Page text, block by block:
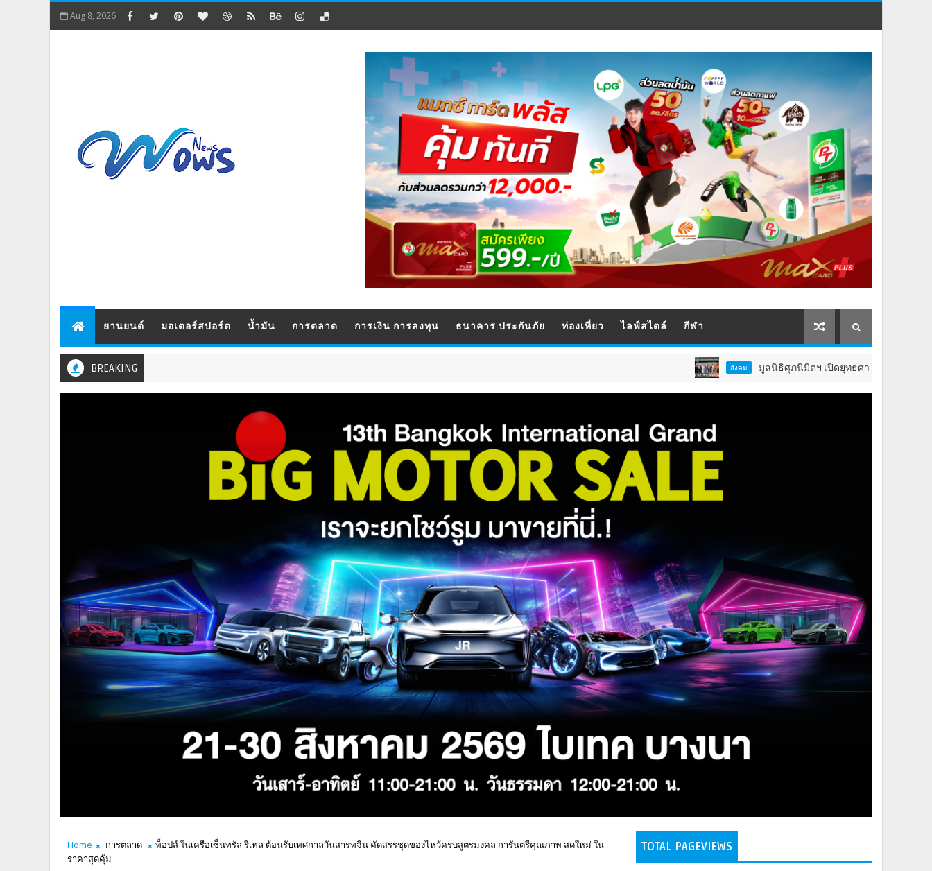
Aug 8, 2026
ยานยนต์ มอเตอร์สปอร์ต น้ำมัน การตลาด การเงิน การลงทุน ธนาคาร ประกันภัย ท่องเที่ยว ไลฟ์สไตล์ กีฬา
BREAKING มูลนิธิศุภนิมิตฯ เปิดยุทธศาสตร์ 5 ปี ยกระดับคุณภาพชีวิต
Home การตลาด
ท็อปส์ ในเครือเซ็นทรัล รีเทล ต้อนรับเทศกาลวันสารทจีน คัดสรรชุดของไหว้ครบสูตรมงคล การันตรีคุณภาพ สดใหม่ ใน
ราคาสุดคุ้ม
TOTAL PAGEVIEWS